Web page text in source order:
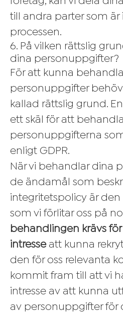
till andra parter som är
processen.
6. På vilken rättslig
dina personuppgifter?
För att kunna
personuppgifter
kallad rättslig grund.
ett skäl för att behandla
personuppgifterna
enligt GDPR.
När vi behandlar dina
de ändamål som
integritetspolicy är
som vi förlitar oss på
behandlingen krävs
intresseatt kunna
den för oss relevanta
kommit fram till att vi
intresse av att kunna
av personuppgifter för